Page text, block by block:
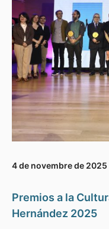
4 de novembre de 2025
Premios a la
Hernández 2025